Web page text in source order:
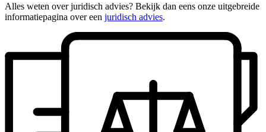
Alles weten over juridisch advies? Bekijk dan eens onze uitgebreide
informatiepagina over een juridisch advies.